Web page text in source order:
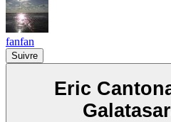
fanfan
Suivre
Eric